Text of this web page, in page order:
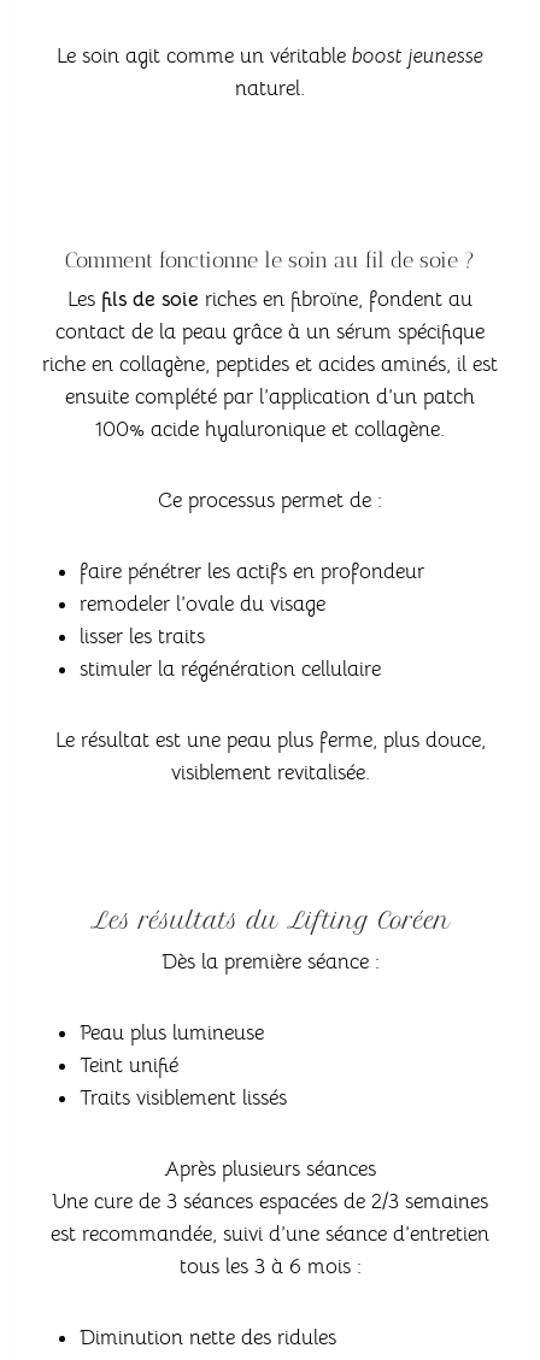
Le soin agit comme un véritable boost jeunesse
naturel.
Comment fonctionne le soin au fil de soie ?
Les fils de soie riches en fibroïne, fondent au
contact de la peau grâce à un sérum spécifique
riche en collagène, peptides et acides aminés, il est
ensuite complété par l’application d’un patch
100% acide hyaluronique et collagène.
Ce processus permet de :
faire pénétrer les actifs en profondeur
remodeler l’ovale du visage
lisser les traits
stimuler la régénération cellulaire
Le résultat est une peau plus ferme, plus douce,
visiblement revitalisée.
Les résultats du Lifting Coréen
Dès la première séance :
Peau plus lumineuse
Teint unifié
Traits visiblement lissés
Après plusieurs séances
Une cure de 3 séances espacées de 2/3 semaines
est recommandée, suivi d’une séance d’entretien
tous les 3 à 6 mois :
Diminution nette des ridules